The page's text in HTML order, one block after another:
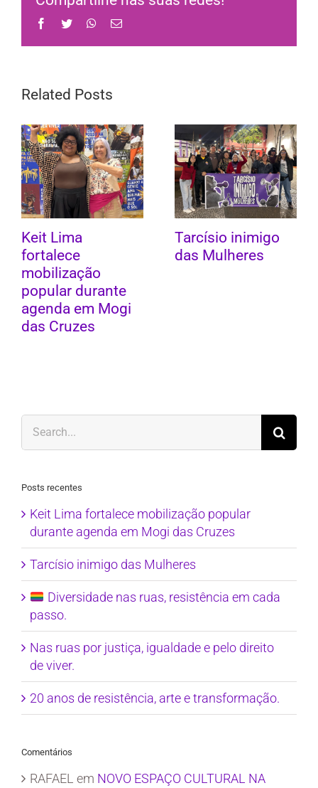
Facebook
Twitter WhatsApp
Email
Related Posts
Keit Lima
fortalece
mobilização
popular durante
agenda em Mogi
das Cruzes
Tarcísio inimigo
das Mulheres
for:
Posts recentes
Keit Lima fortalece mobilização popular
durante agenda em Mogi das Cruzes
Tarcísio inimigo das Mulheres
Diversidade nas ruas, resistência em cada
passo.
Nas ruas por justiça, igualdade e pelo direito
de viver.
20 anos de resistência, arte e transformação.
Comentários
RAFAEL em NOVO ESPAÇO CULTURAL NA